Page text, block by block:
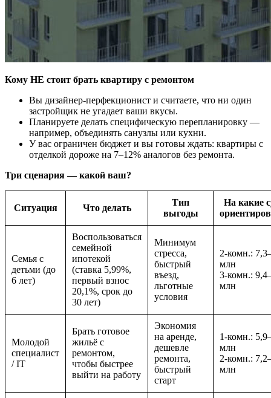
Кому НЕ стоит брать квартиру с ремонтом
Вы дизайнер-перфекционист и считаете, что ни один
застройщик не угадает ваши вкусы.
Планируете делать специфическую перепланировку —
например, объединять санузлы или кухни.
У вас ограничен бюджет и вы готовы ждать: квартиры с
отделкой дороже на 7–12% аналогов без ремонта.
Три сценария — какой ваш?
Ситуация Что делать
Тип
выгоды
На какие
Семья с
детьми (до
6 лет)
Воспользоваться
семейной
ипотекой
(ставка 5,99%,
первый взнос
20,1%, срок до
30 лет)
Минимум
стресса,
быстрый
въезд,
льготные
условия
2-комн.:
млн
3-комн.:
млн
Молодой
специалист
/ IT
Брать готовое
жильё с
ремонтом,
чтобы быстрее
выйти на работу
Экономия
на аренде,
дешевле
ремонта,
быстрый
старт
1-комн.:
млн
2-комн.:
млн